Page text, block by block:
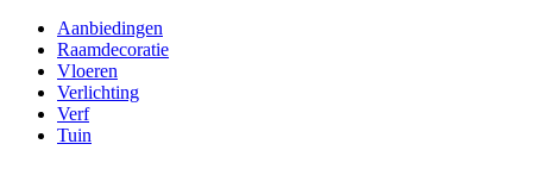
Aanbiedingen
Raamdecoratie
Vloeren
Verlichting
Verf
Tuin